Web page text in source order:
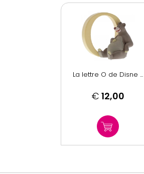
La lettre O de Disne ...
€ 12,00